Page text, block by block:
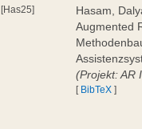
[Has25]
Hasam,
Augmented
(Projekt: AR
[ BibTeX ]